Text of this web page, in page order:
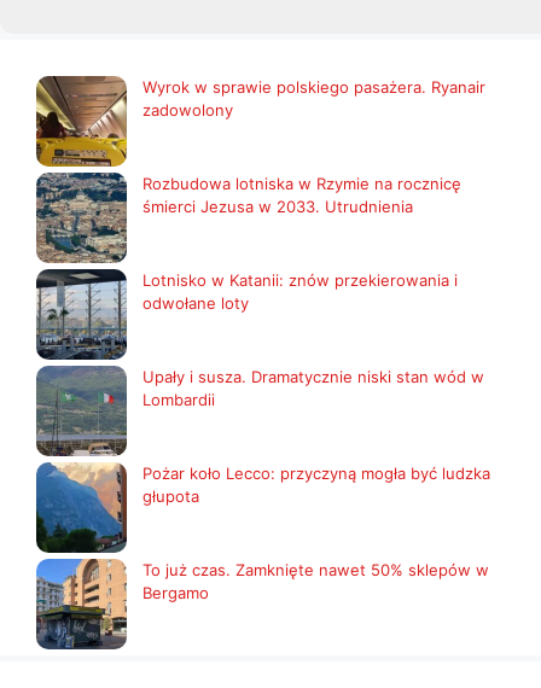
Wyrok w sprawie polskiego pasażera. Ryanair
zadowolony
Rozbudowa lotniska w Rzymie na rocznicę
śmierci Jezusa w 2033. Utrudnienia
Lotnisko w Katanii: znów przekierowania i
odwołane loty
Upały i susza. Dramatycznie niski stan wód w
Lombardii
Pożar koło Lecco: przyczyną mogła być ludzka
głupota
To już czas. Zamknięte nawet 50% sklepów w
Bergamo